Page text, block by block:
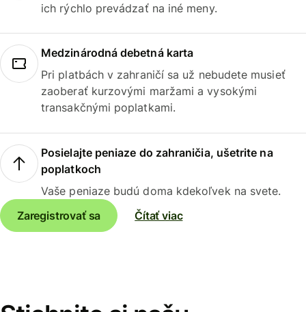
ich rýchlo prevádzať na iné meny.
Medzinárodná debetná karta
Pri platbách v zahraničí sa už nebudete musieť
zaoberať kurzovými maržami a vysokými
transakčnými poplatkami.
Posielajte peniaze do zahraničia, ušetrite na
poplatkoch
Vaše peniaze budú doma kdekoľvek na svete.
Zaregistrovať sa
Čítať viac